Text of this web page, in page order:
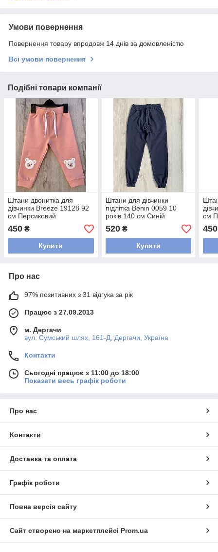
Умови повернення
Повернення товару впродовж 14 днів за домовленістю
Всі умови повернення
Подібні товари компанії
Штани двонитка для
дівчинки Breeze 19128 92
см Персиковий
450 ₴
Купити
Штани для дівчинки
підлітка Benin 0059 10
років 140 см Синій
520₴
Купити
см
450
Про нас
97% позитивних з 31 відгука за рік
Працює з 27.09.2013
м. Дергачи
вул. Сумський шлях, 161-Д, Дергачи, Україна
Контакти
Сьогодні працює з 11:00 до 18:00
Показати весь графік роботи
Про нас
Контакти
Доставка та оплата
Графік роботи
Повна версія сайту
Сайт створено на маркетплейсі Prom.ua